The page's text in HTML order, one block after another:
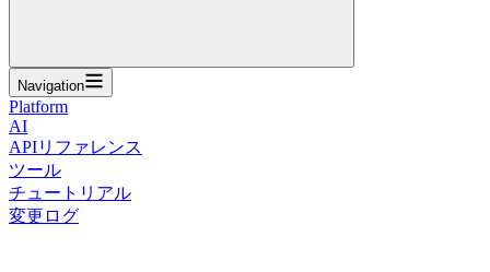
Navigation
Platform
AI
APIリファレンス
ツール
チュートリアル
変更ログ